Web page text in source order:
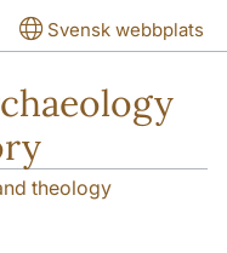
Svensk webbplats
theology